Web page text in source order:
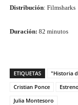
Distribución: Filmsharks
Duración: 82 minutos
ETIQUETAS "Historia
Cristian Ponce
Estreno
Julia Montesoro